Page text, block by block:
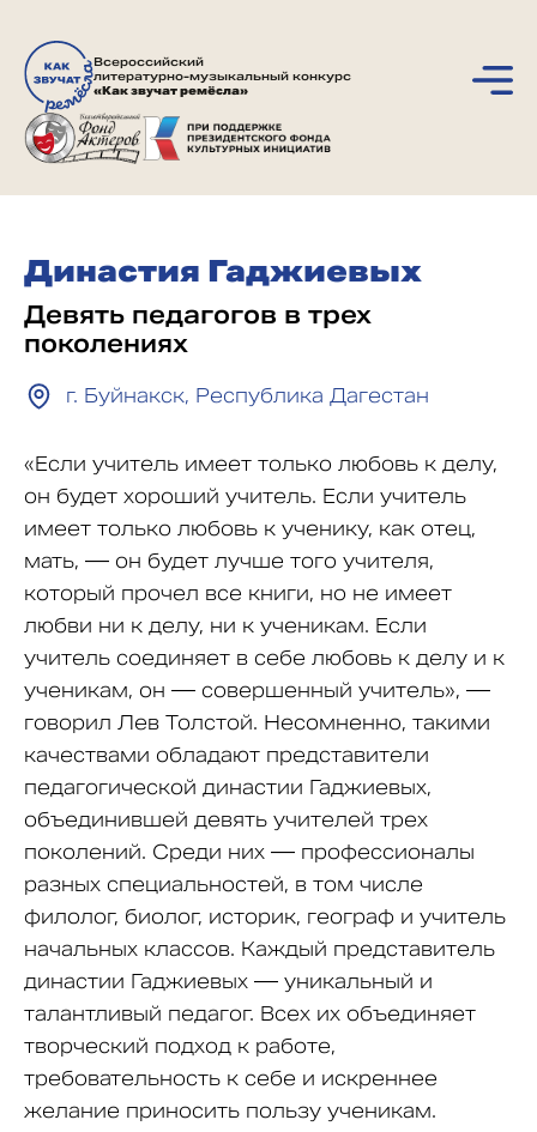
Всероссийский
литературно-музыкальный конкурс
«Как звучат ремёсла»
Династия Гаджиевых
Девять педагогов в трех
поколениях
г. Буйнакск, Республика Дагестан
«Если учитель имеет только любовь к делу,
он будет хороший учитель. Если учитель
имеет только любовь к ученику, как отец,
мать, — он будет лучше того учителя,
который прочел все книги, но не имеет
любви ни к делу, ни к ученикам. Если
учитель соединяет в себе любовь к делу и к
ученикам, он — совершенный учитель», —
говорил Лев Толстой. Несомненно, такими
качествами обладают представители
педагогической династии Гаджиевых,
объединившей девять учителей трех
поколений. Среди них — профессионалы
разных специальностей, в том числе
филолог, биолог, историк, географ и учитель
начальных классов. Каждый представитель
династии Гаджиевых — уникальный и
талантливый педагог. Всех их объединяет
творческий подход к работе,
требовательность к себе и искреннее
желание приносить пользу ученикам.